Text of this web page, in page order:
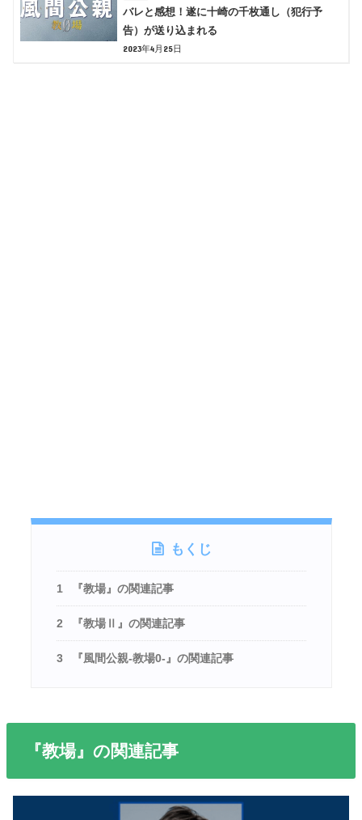
バレと感想！遂に十崎の千枚通し（犯行予
告）が送り込まれる
2023年4月25日
もくじ
1 『教場』の関連記事
2 『教場Ⅱ』の関連記事
3 『風間公親-教場0-』の関連記事
『教場』の関連記事